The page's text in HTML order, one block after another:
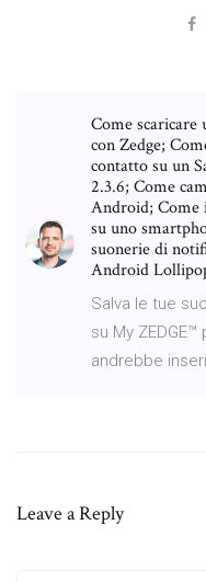
Come
con Zedge;
contatto su un
2.3.6; Come
Android; Come
su uno
suonerie di
Android
Salva le tue
su My
andrebbe
Leave a Reply